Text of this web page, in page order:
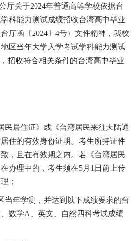
厅关于2024年普通高等学校依据台
科能力测试成绩招收台湾高中毕业
厅函〔 2024〕 4号）文件精神，我校
区当年大学入学考试学科能力测试
，招收符合相关条件的台湾高中毕业
民居住证》或《台湾居民来往大陆通
住的有效身份证明。考生所持证件
，且在有效期之内。若《台湾居民
办理中的，考生须在5月 1 日前上传
；
当年学测，并达到以下成绩要求的台
数学A
、英文、自然四科考试成绩